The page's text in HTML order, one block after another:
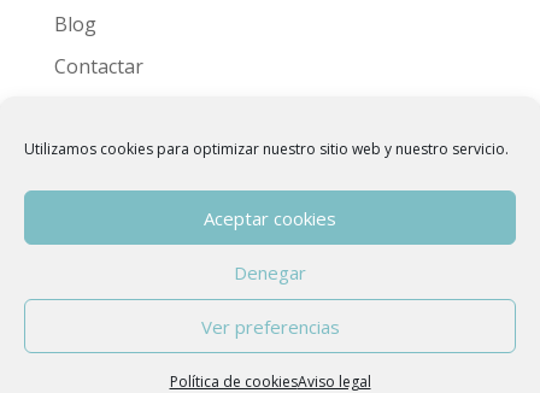
Utilizamos cookies para optimizar nuestro sitio web y nuestro servicio.
Aceptar cookies
Denegar
Ver preferencias
Política de cookiesAviso legal
Blog
Contactar
Copyright © 2015 - 2026
de Hidroterapia de Colon| Developed by
anfora|Aviso Legal